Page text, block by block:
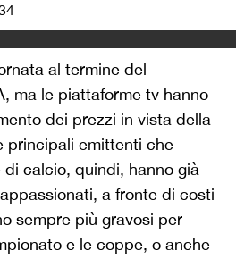
al termine del
ma le piattaforme tv hanno
dei prezzi in vista della
principali emittenti che
calcio, quindi, hanno già
a fronte di costi
sempre più gravosi per
e le coppe, o anche